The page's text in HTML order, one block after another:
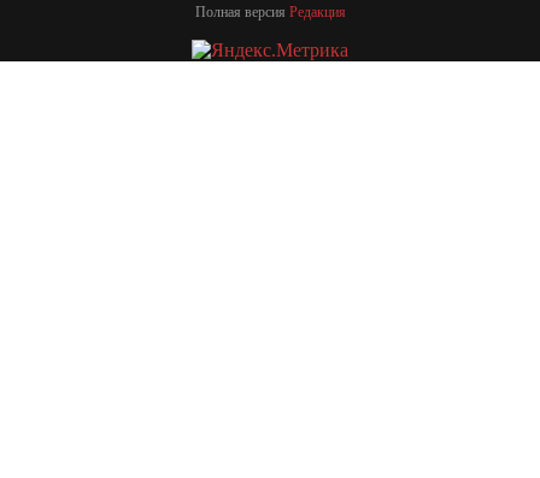
Полная версия Редакция